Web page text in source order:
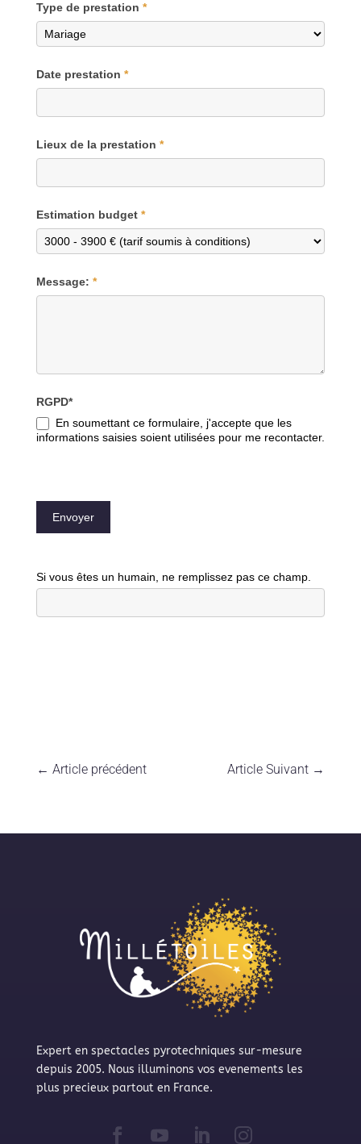
Type de prestation *
Date prestation *
Lieux de la prestation *
Estimation budget *
Message: *
RGPD*
En soumettant ce formulaire, j'accepte que les
informations saisies soient utilisées pour me recontacter.
Envoyer
Si vous êtes un humain, ne remplissez pas ce champ.
← Article précédent Article Suivant →
Expert en spectacles pyrotechniques sur-mesure
depuis 2005. Nous illuminons vos evenements les
plus precieux partout en France.